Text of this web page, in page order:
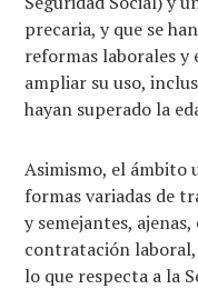
precaria, y que se
reformas laborales y
ampliar su uso,
hayan superado la
Asimismo, el ámbito
formas variadas de
y semejantes,
contratación
lo que respecta a la